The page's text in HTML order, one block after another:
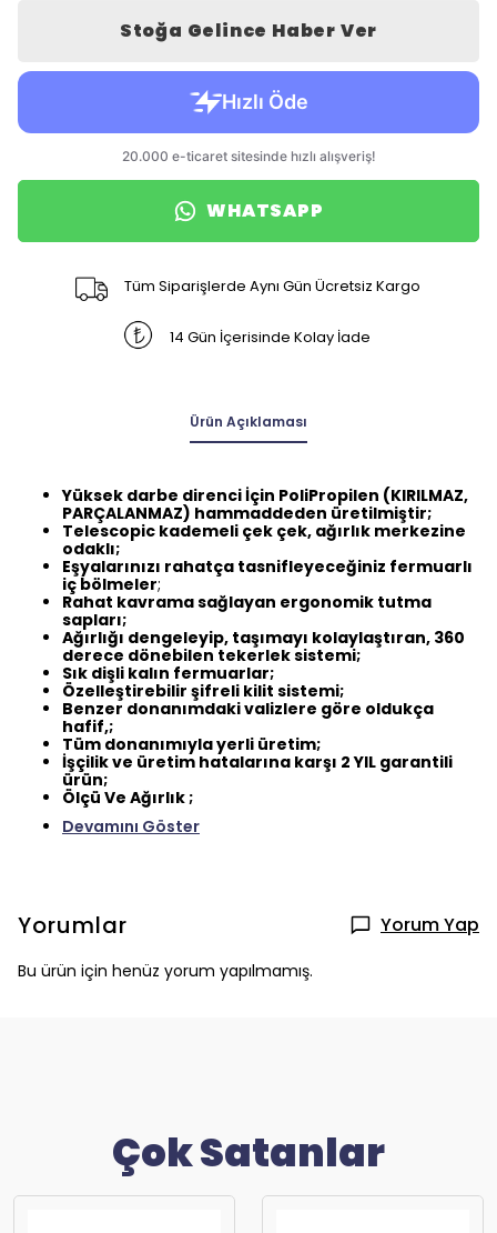
Stoğa Gelince Haber Ver
WHATSAPP
Tüm Siparişlerde Aynı Gün Ücretsiz Kargo
14 Gün İçerisinde Kolay İade
Ürün Açıklaması
Yüksek darbe direnci İçin PoliPropilen (KIRILMAZ,
PARÇALANMAZ) hammaddeden üretilmiştir;
Telescopic kademeli çek çek, ağırlık merkezine
odaklı;
Eşyalarınızı rahatça tasnifleyeceğiniz fermuarlı
iç bölmeler;
Rahat kavrama sağlayan ergonomik tutma
sapları;
Ağırlığı dengeleyip, taşımayı kolaylaştıran, 360
derece dönebilen tekerlek sistemi;
Sık dişli kalın fermuarlar;
Özelleştirebilir şifreli kilit sistemi;
Benzer donanımdaki valizlere göre oldukça
hafif,;
Tüm donanımıyla yerli üretim;
İşçilik ve üretim hatalarına karşı 2 YIL garantili
ürün;
Ölçü Ve Ağırlık ;
Devamını Göster
Yorumlar Yorum Yap
Bu ürün için henüz yorum yapılmamış.
Çok Satanlar